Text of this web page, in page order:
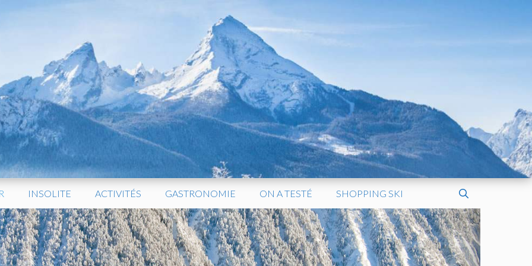
INSOLITE ACTIVITÉS GASTRONOMIE ON A TESTÉ SHOPPING SKI